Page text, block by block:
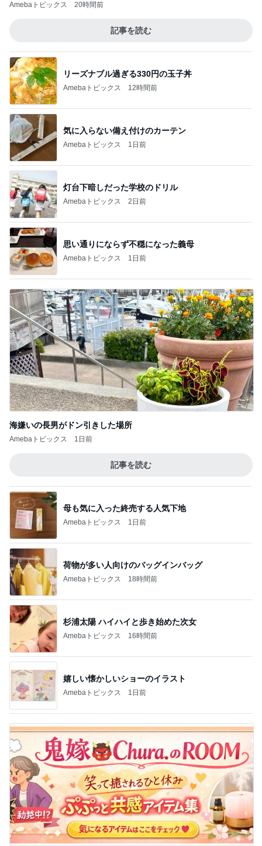
Amebaトピックス 20時間前
記事を読む
リーズナブル過ぎる330円の玉子丼
Amebaトピックス 12時間前
気に入らない備え付けのカーテン
Amebaトピックス 1日前
灯台下暗しだった学校のドリル
Amebaトピックス 2日前
思い通りにならず不穏になった義母
Amebaトピックス 1日前
海嫌いの長男がドン引きした場所
Amebaトピックス 1日前
記事を読む
母も気に入った終売する人気下地
Amebaトピックス 1日前
荷物が多い人向けのバッグインバッグ
Amebaトピックス 18時間前
杉浦太陽 ハイハイと歩き始めた次女
Amebaトピックス 16時間前
嬉しい懐かしいショーのイラスト
Amebaトピックス 1日前